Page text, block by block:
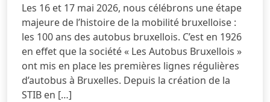
Les 16 et 17 mai 2026, nous célébrons une étape
majeure de l’histoire de la mobilité bruxelloise :
les 100 ans des autobus bruxellois. C’est en 1926
en effet que la société « Les Autobus Bruxellois »
ont mis en place les premières lignes régulières
d’autobus à Bruxelles. Depuis la création de la
STIB en […]